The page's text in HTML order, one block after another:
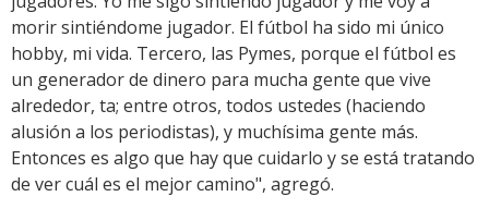
morir sintiéndome jugador. El fútbol ha sido mi único
hobby, mi vida. Tercero, las Pymes, porque el fútbol es
un generador de dinero para mucha gente que vive
alrededor, ta; entre otros, todos ustedes (haciendo
alusión a los periodistas), y muchísima gente más.
Entonces es algo que hay que cuidarlo y se está tratando
de ver cuál es el mejor camino", agregó.